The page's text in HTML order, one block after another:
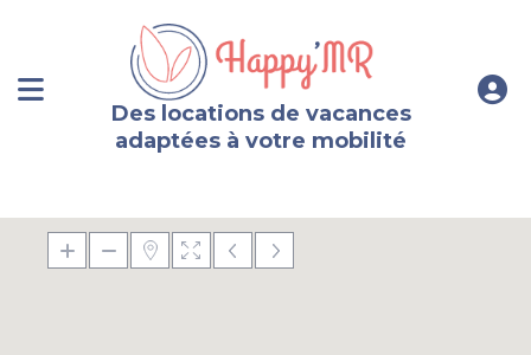
Des locations de vacances
adaptées à votre mobilité